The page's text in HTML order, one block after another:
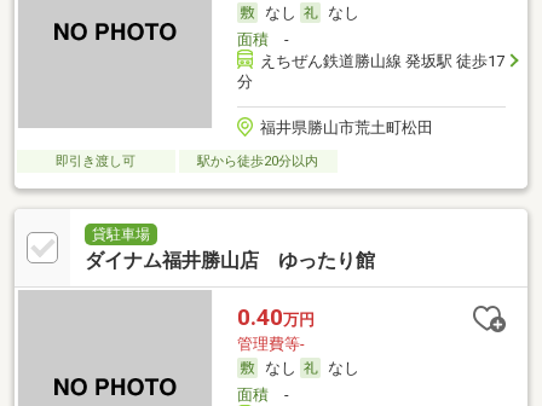
なし
なし
面積-
えちぜん鉄道勝山線 発坂駅 徒歩17
分
福井県勝山市荒土町松田
即引き渡し可 駅から徒歩20分以内
貸駐車場
ダイナム福井勝山店 ゆったり館
0.40万円
管理費等-
なし
なし
面積-